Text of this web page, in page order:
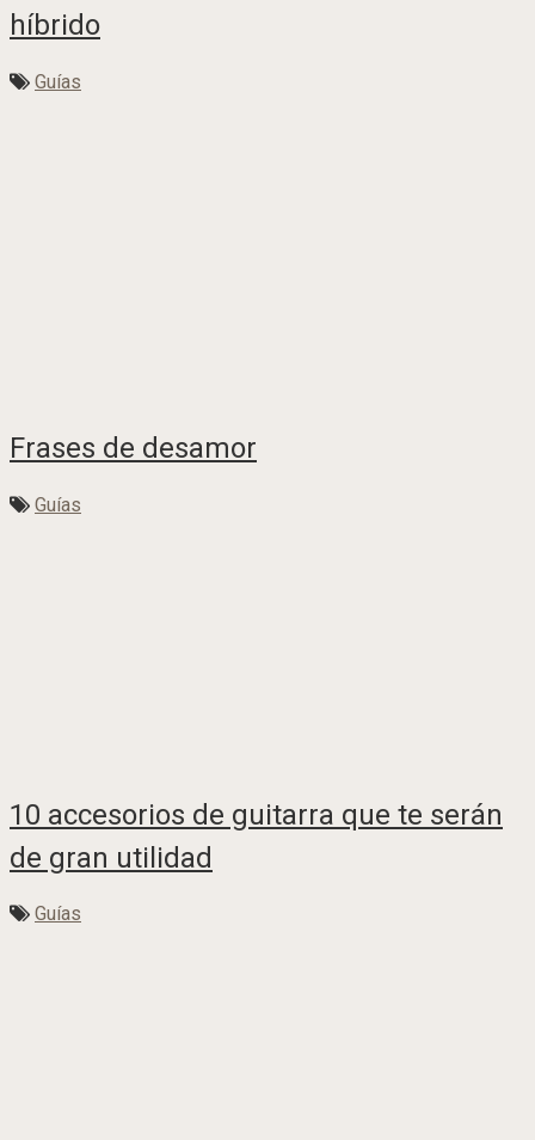
híbrido
Guías
Frases de desamor
Guías
10 accesorios de guitarra que te serán
de gran utilidad
Guías